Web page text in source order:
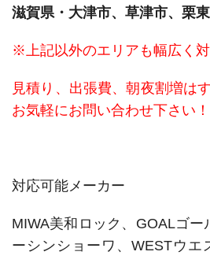
滋賀県・大津市、草津市、栗
※上記以外のエリアも幅広く対
見積り、出張費、朝夜割増は
お気軽にお問い合わせ下さい！
対応可能メーカー
MIWA美和ロック、GOALゴー
ーシンショーワ、WESTウエ